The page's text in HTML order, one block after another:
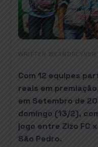
WRITTEN BY
Com 12 equipes
reais em
em Setembro de
domingo (13/2),
jogo entre Zizo FC
São Pedro.